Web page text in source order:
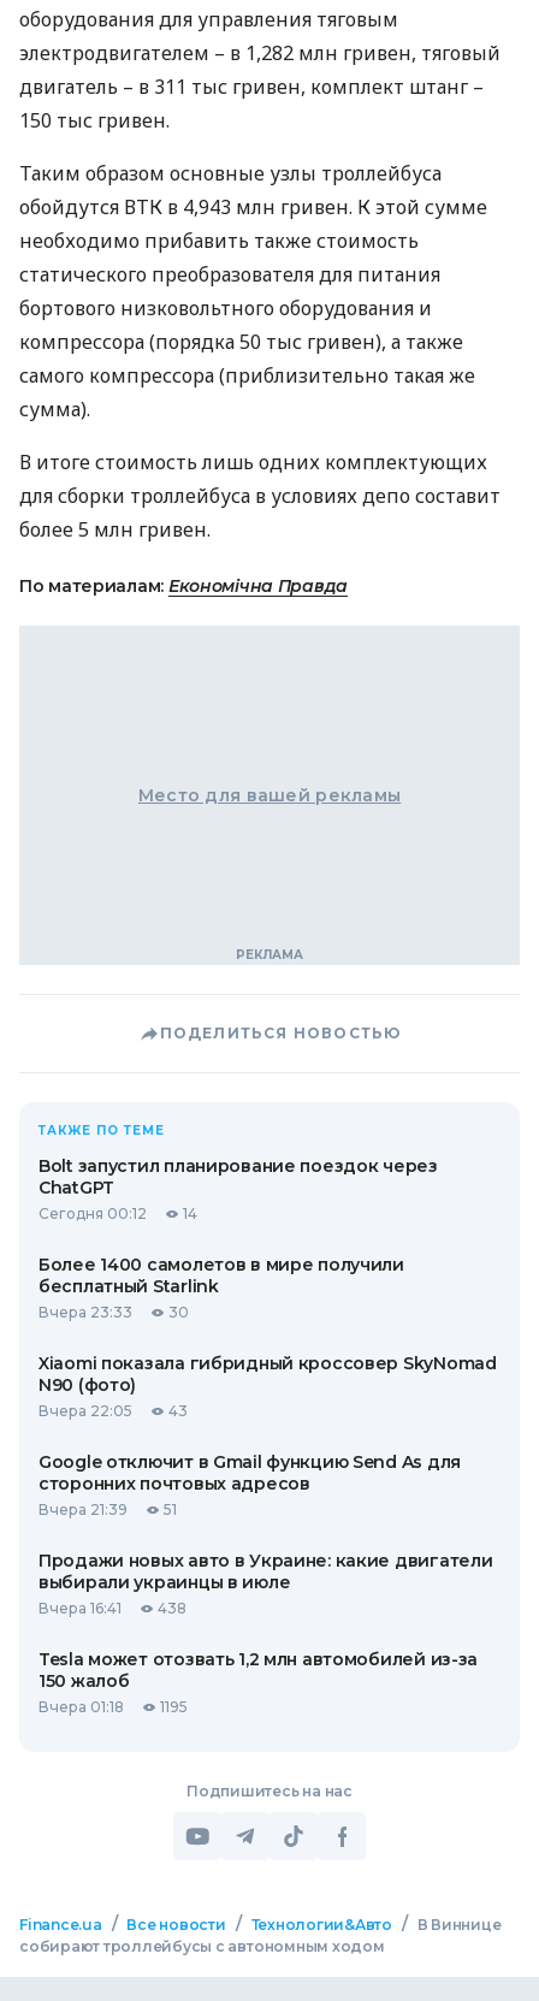
оборудования для управления тяговым
электродвигателем – в 1,282 млн гривен, тяговый
двигатель – в 311 тыс гривен, комплект штанг –
150 тыс гривен.
Таким образом основные узлы троллейбуса
обойдутся ВТК в 4,943 млн гривен. К этой сумме
необходимо прибавить также стоимость
статического преобразователя для питания
бортового низковольтного оборудования и
компрессора (порядка 50 тыс гривен), а также
самого компрессора (приблизительно такая же
сумма).
В итоге стоимость лишь одних комплектующих
для сборки троллейбуса в условиях депо составит
более 5 млн гривен.
По материалам: Економічна Правда
Место для вашей рекламы
ПОДЕЛИТЬСЯ НОВОСТЬЮ
ТАКЖЕ ПО ТЕМЕ
Bolt запустил планирование поездок через
ChatGPT
Сегодня 00:12 14
Более 1400 самолетов в мире получили
бесплатный Starlink
Вчера 23:33 30
Xiaomi показала гибридный кроссовер SkyNomad
N90 (фото)
Вчера 22:05 43
Google отключит в Gmail функцию Send As для
сторонних почтовых адресов
Вчера 21:39 51
Продажи новых авто в Украине: какие двигатели
выбирали украинцы в июле
Вчера 16:41 438
Tesla может отозвать 1,2 млн автомобилей из-за
150 жалоб
Вчера 01:18 1195
Подпишитесь на нас
Finance.ua / Все новости / Технологии&Авто /
В Виннице
собирают троллейбусы с автономным ходом